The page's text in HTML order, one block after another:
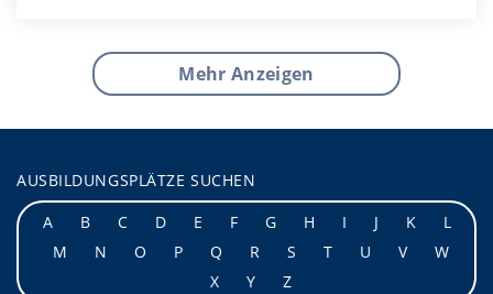
Mehr Anzeigen
AUSBILDUNGSPLÄTZE SUCHEN
A
B C D E F G H I J K
L
M
N O P Q R S T U V
W
X
Y Z